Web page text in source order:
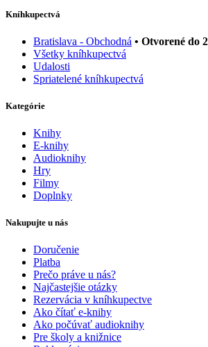
Kníhkupectvá
Bratislava - Obchodná • Otvorené do
Všetky kníhkupectvá
Udalosti
Spriatelené kníhkupectvá
Kategórie
Knihy
E-knihy
Audioknihy
Hry
Filmy
Doplnky
Nakupujte u nás
Doručenie
Platba
Prečo práve u nás?
Najčastejšie otázky
Rezervácia v kníhkupectve
Ako čítať e-knihy
Ako počúvať audioknihy
Pre školy a knižnice